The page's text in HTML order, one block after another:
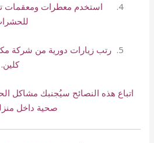
استخدم معطرات ومعقمات
رتب زيارات دورية من شركة
كلين.
اتباع هذه النصائح سيُجنبك مشاكل
صحية داخل